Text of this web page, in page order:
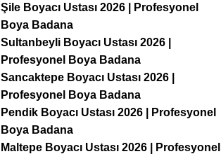
Şile Boyacı Ustası 2026 | Profesyonel
Boya Badana
Sultanbeyli Boyacı Ustası 2026 |
Profesyonel Boya Badana
Sancaktepe Boyacı Ustası 2026 |
Profesyonel Boya Badana
Pendik Boyacı Ustası 2026 | Profesyonel
Boya Badana
Maltepe Boyacı Ustası 2026 | Profesyonel